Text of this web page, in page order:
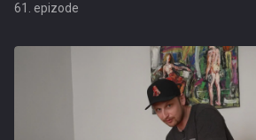
61. epizode